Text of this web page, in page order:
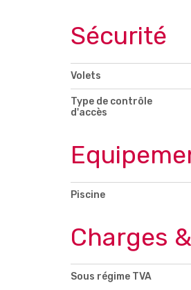
Sécurité
Volets
Type de contrôle
d'accès
Piscine
Charges
Sous régime TVA